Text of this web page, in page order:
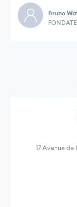
Bruno
17 Avenue